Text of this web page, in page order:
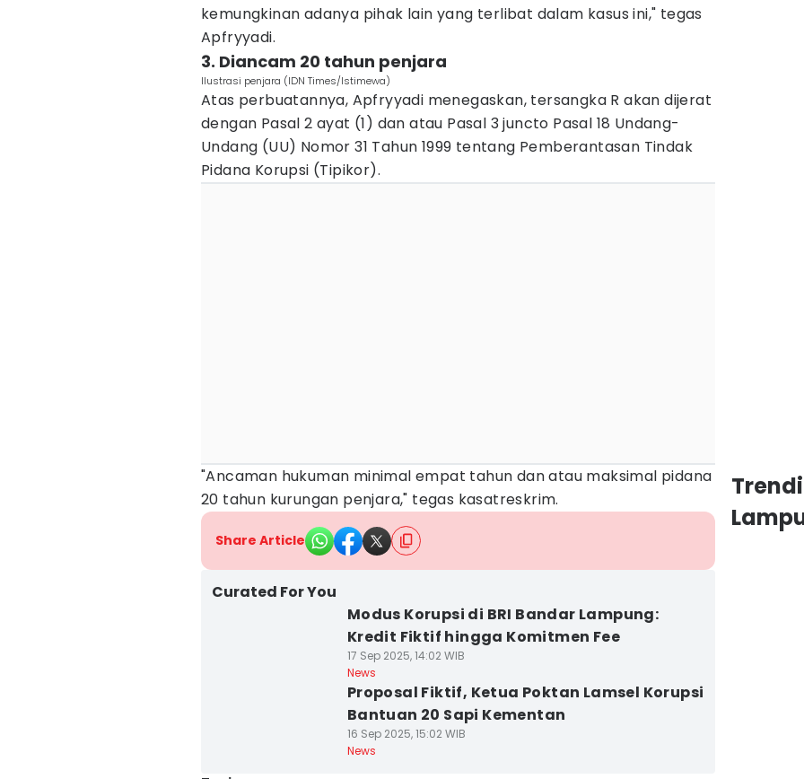
kemungkinan adanya pihak lain yang terlibat dalam kasus ini," tegas
Apfryyadi.
3. Diancam 20 tahun penjara
Ilustrasi penjara (IDN Times/Istimewa)
Atas perbuatannya, Apfryyadi menegaskan, tersangka R akan dijerat
dengan Pasal 2 ayat (1) dan atau Pasal 3 juncto Pasal 18 Undang-
Undang (UU) Nomor 31 Tahun 1999 tentang Pemberantasan Tindak
Pidana Korupsi (Tipikor).
"Ancaman hukuman minimal empat tahun dan atau maksimal pidana
20 tahun kurungan penjara," tegas kasatreskrim.
Share Article
Curated For You
Modus Korupsi di BRI Bandar Lampung:
Kredit Fiktif hingga Komitmen Fee
17 Sep 2025, 14:02 WIB
News
Proposal Fiktif, Ketua Poktan Lamsel Korupsi
Bantuan 20 Sapi Kementan
16 Sep 2025, 15:02 WIB
News